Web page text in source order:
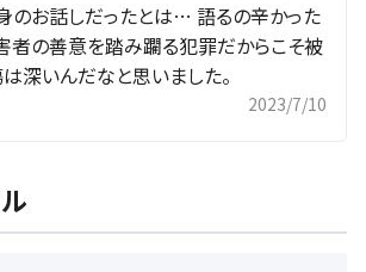
のお話しだったとは… 語るの辛かった
者の善意を踏み躙る犯罪だからこそ被
深いんだなと思いました。
2023/7/10